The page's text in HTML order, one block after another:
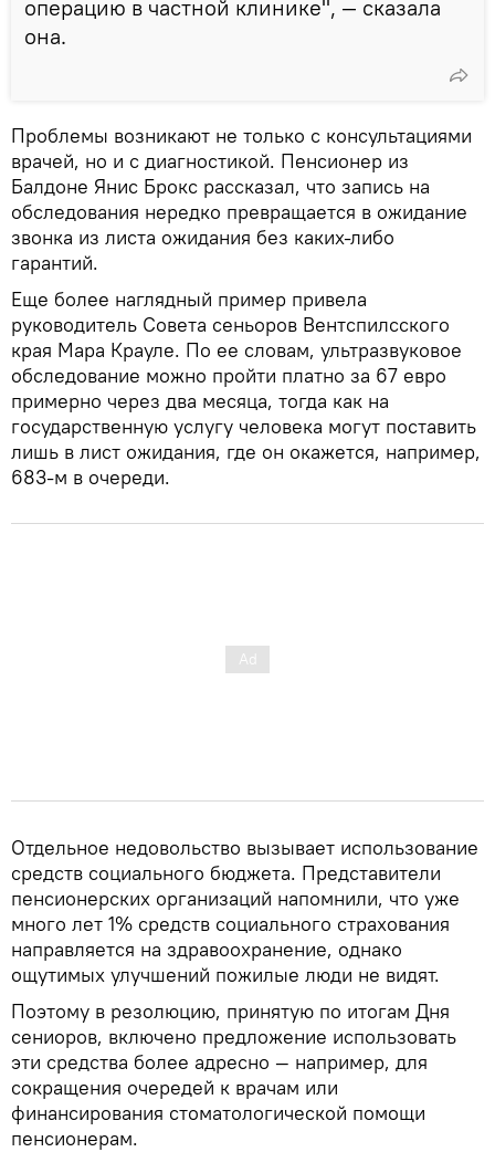
операцию в частной клинике", — сказала
она.
Проблемы возникают не только с консультациями
врачей, но и с диагностикой. Пенсионер из
Балдоне Янис Брокс рассказал, что запись на
обследования нередко превращается в ожидание
звонка из листа ожидания без каких-либо
гарантий.
Еще более наглядный пример привела
руководитель Совета сеньоров Вентспилсского
края Мара Крауле. По ее словам, ультразвуковое
обследование можно пройти платно за 67 евро
примерно через два месяца, тогда как на
государственную услугу человека могут поставить
лишь в лист ожидания, где он окажется, например,
683-м в очереди.
Отдельное недовольство вызывает использование
средств социального бюджета. Представители
пенсионерских организаций напомнили, что уже
много лет 1% средств социального страхования
направляется на здравоохранение, однако
ощутимых улучшений пожилые люди не видят.
Поэтому в резолюцию, принятую по итогам Дня
сениоров, включено предложение использовать
эти средства более адресно — например, для
сокращения очередей к врачам или
финансирования стоматологической помощи
пенсионерам.